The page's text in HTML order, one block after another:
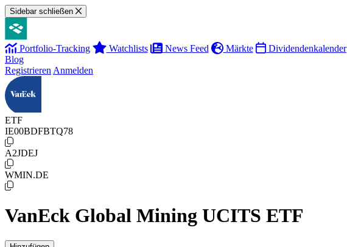
Sidebar schließen
Portfolio-Tracking Watchlists News Feed Märkte Dividendenkalender
Blog
Registrieren Anmelden
ETF
IE00BDFBTQ78
A2JDEJ
WMIN.DE
VanEck Global Mining UCITS ETF